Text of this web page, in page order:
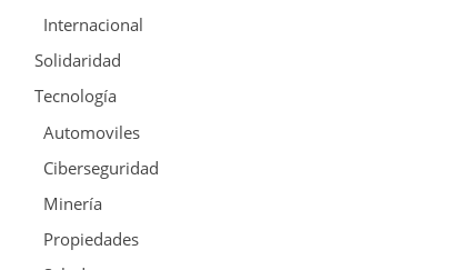
Internacional
Solidaridad
Tecnología
Automoviles
Ciberseguridad
Minería
Propiedades